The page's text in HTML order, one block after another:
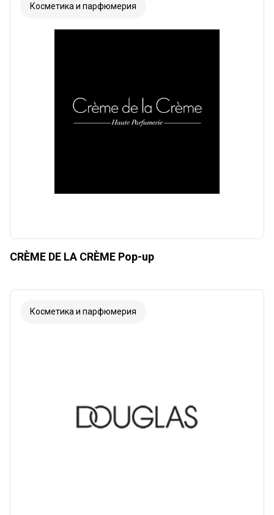
Косметика и парфюмерия
CRÈME DE LA CRÈME Pop-up
Косметика и парфюмерия